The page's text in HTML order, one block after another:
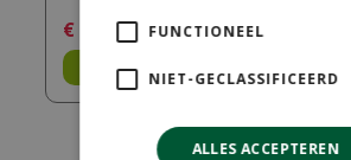
€ ,00
Bestel
FUNCTIONEEL
NIET-GECLASSIFICEERD
ALLES ACCEPTEREN